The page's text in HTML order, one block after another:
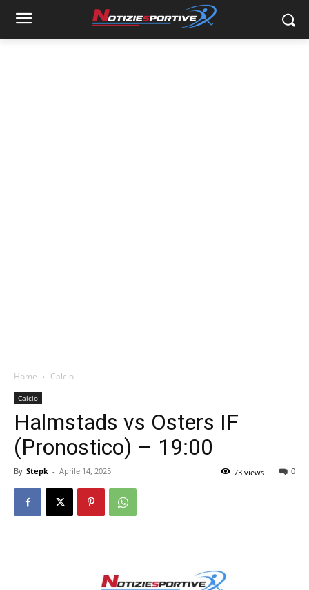
Home Calcio
Calcio
Halmstads vs Osters IF
(Pronostico) – 19:00
By Stepk - Aprile 14, 2025 0
73 views